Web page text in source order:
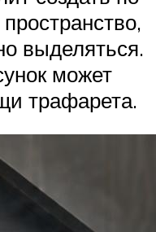
выделяться.
может
трафарета.